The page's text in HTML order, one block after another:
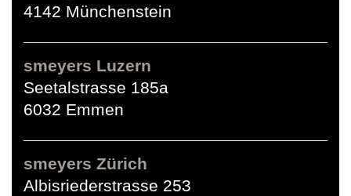
4142 Münchenstein
smeyers Luzern
Seetalstrasse 185a
6032 Emmen
smeyers Zürich
Albisriederstrasse 253